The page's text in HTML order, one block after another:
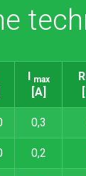
I max
[A]
0,3
0,2